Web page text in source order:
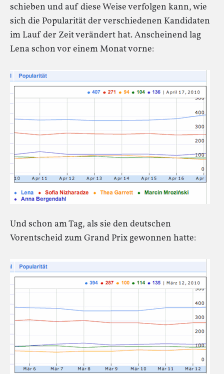
schieben und auf diese Weise verfolgen kann, wie
sich die Popularität der verschiedenen Kandidaten
im Lauf der Zeit verändert hat. Anscheinend lag
Lena schon vor einem Monat vorne:
Und schon am Tag, als sie den deutschen
Vorentscheid zum Grand Prix gewonnen hatte: